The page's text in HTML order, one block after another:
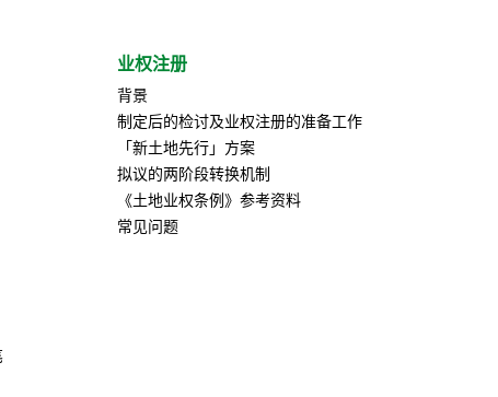
业权注册
背景
制定后的检讨及业权注册的准备工作
「新土地先行」方案
拟议的两阶段转换机制
《土地业权条例》参考资料
常见问题